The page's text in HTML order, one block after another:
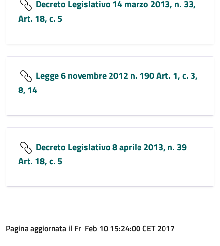
Decreto Legislativo 14 marzo 2013, n. 33,
Art. 18, c. 5
Legge 6 novembre 2012 n. 190 Art. 1, c. 3,
8, 14
Decreto Legislativo 8 aprile 2013, n. 39
Art. 18, c. 5
Pagina aggiornata il Fri Feb 10 15:24:00 CET 2017